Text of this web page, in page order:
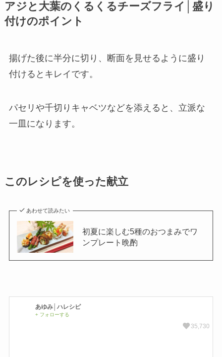
アジと大葉のくるくるチーズフライ│盛り
付けのポイント
揚げた後に半分に切り、断面を見せるように盛り
付けるとキレイです。
パセリや千切りキャベツなどを添えると、立派な
一皿になります。
このレシピを使った献立
あわせて読みたい
初夏に楽しむ5種のおつまみでワ
ンプレート晩酌